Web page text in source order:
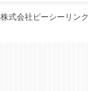
株式会社ビーシーリンク